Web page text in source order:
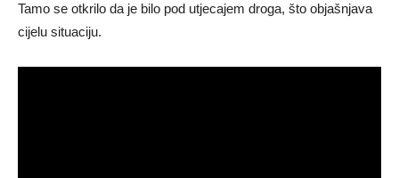
Tamo se otkrilo da je bilo pod utjecajem droga, što objašnjava
cijelu situaciju.